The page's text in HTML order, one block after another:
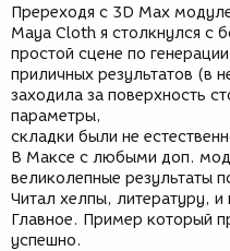
н
и
я
Пререходя с 3D Max
Maya Cloth я столкнулся с
простой сцене по
приличных результатов (в
заходила за поверхность
параметры,
складки были не
В Максе с любыми доп.
великолепные результаты
Читал хелпы, литературу, и
Главное. Пример который
успешно.